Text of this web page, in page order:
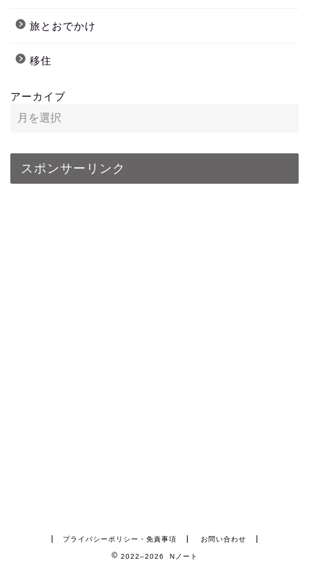
旅とおでかけ
移住
アーカイブ
スポンサーリンク
プライバシーポリシー・免責事項 お問い合わせ
2022–2026 Nノート